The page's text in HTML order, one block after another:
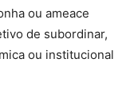
ou ameace
de subordinar,
ou institucional